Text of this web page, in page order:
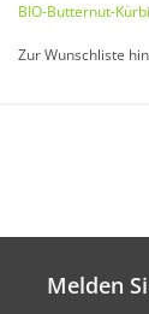
Aus
BIO-Butternut-
Zur Wunschliste
Melden